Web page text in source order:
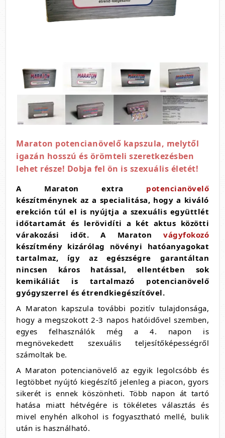
Maraton potencianövelő kapszula, melytől
igazán hosszú és örömteli szeretkezésben
lehet része! Dobja fel ön is szexuális életét!
A Maraton extra potencianövelő
készítménynek az a specialitása, hogy a kiváló
erekción túl el is nyújtja a szexuális együttlét
időtartamát és lerövidíti a két aktus közötti
várakozási időt. A Maraton vágyfokozó
készítmény kizárólag növényi hatóanyagokat
tartalmaz, így az egészségre garantáltan
nincsen káros hatással, ellentétben sok
kemikáliát is tartalmazó potencianövelő
gyógyszerrel és étrendkiegészítővel.
A Maraton kapszula további pozitív tulajdonsága,
hogy a megszokott 2-3 napos hatóidővel szemben,
egyes felhasználók még a 4. napon is
megnövekedett szexuális teljesítőképességről
számoltak be.
A Maraton potencianövelő az egyik legolcsóbb és
legtöbbet nyújtó kiegészítő jelenleg a piacon, gyors
sikerét is ennek köszönheti. Több napon át tartó
hatása miatt hétvégére is tökéletes választás és
mivel enyhén alkohol is fogyasztható mellé, bulik
után is használható.